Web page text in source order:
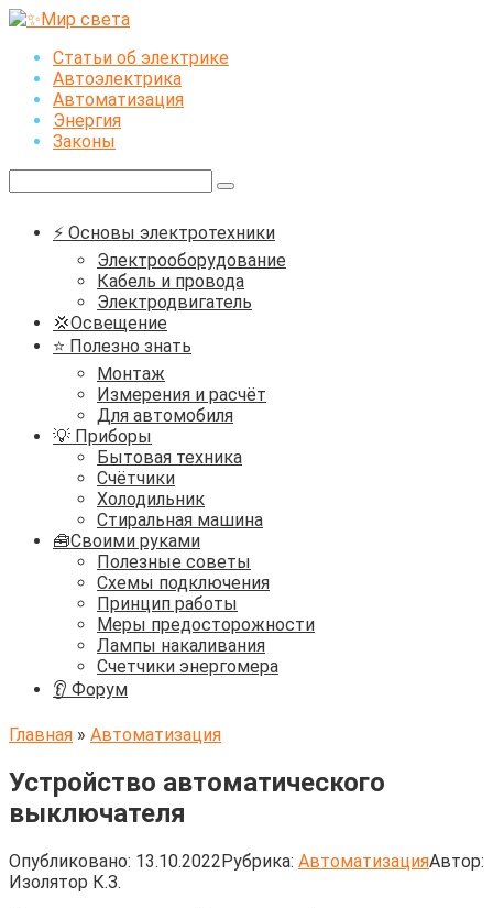
Перейти
контентуСтатьи об электрике
Автоэлектрика
Автоматизация
Энергия
Законы
⚡ Основы электротехники
Электрооборудование
Кабель и провода
Электродвигатель
💢Освещение
⭐ Полезно знать
Монтаж
Измерения и расчёт
Для автомобиля
💡 Приборы
Бытовая техника
Счётчики
Холодильник
Стиральная машина
🧰Своими руками
Полезные советы
Схемы подключения
Принцип работы
Меры предосторожности
Лампы накаливания
Счетчики энергомера
👂 Форум
Главная » Автоматизация
Устройство автоматического
выключателя
Опубликовано: 13.10.2022Рубрика: АвтоматизацияАвтор:
Изолятор К.З.